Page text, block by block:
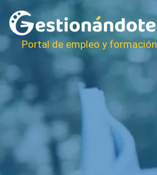
Portal de empleo y formación